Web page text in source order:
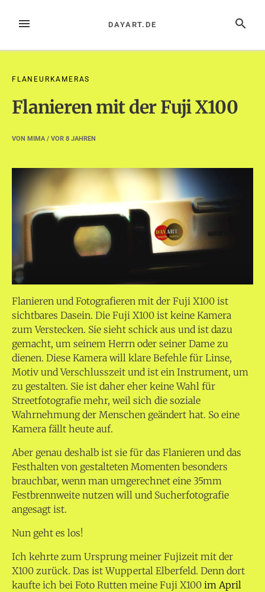
InhaltMENÜ SUCHE
DAYART.DE
FLANEURKAMERAS
Flanieren mit der Fuji X100
VON MIMA/ VOR 8 JAHREN
Flanieren und Fotografieren mit der Fuji X100 ist
sichtbares Dasein. Die Fuji X100 ist keine Kamera
zum Verstecken. Sie sieht schick aus und ist dazu
gemacht, um seinem Herrn oder seiner Dame zu
dienen. Diese Kamera will klare Befehle für Linse,
Motiv und Verschlusszeit und ist ein Instrument, um
zu gestalten. Sie ist daher eher keine Wahl für
Streetfotografie mehr, weil sich die soziale
Wahrnehmung der Menschen geändert hat. So eine
Kamera fällt heute auf.
Aber genau deshalb ist sie für das Flanieren und das
Festhalten von gestalteten Momenten besonders
brauchbar, wenn man umgerechnet eine 35mm
Festbrennweite nutzen will und Sucherfotografie
angesagt ist.
Nun geht es los!
Ich kehrte zum Ursprung meiner Fujizeit mit der
X100 zurück. Das ist Wuppertal Elberfeld. Denn dort
kaufte ich bei Foto Rutten meine Fuji X100 im April